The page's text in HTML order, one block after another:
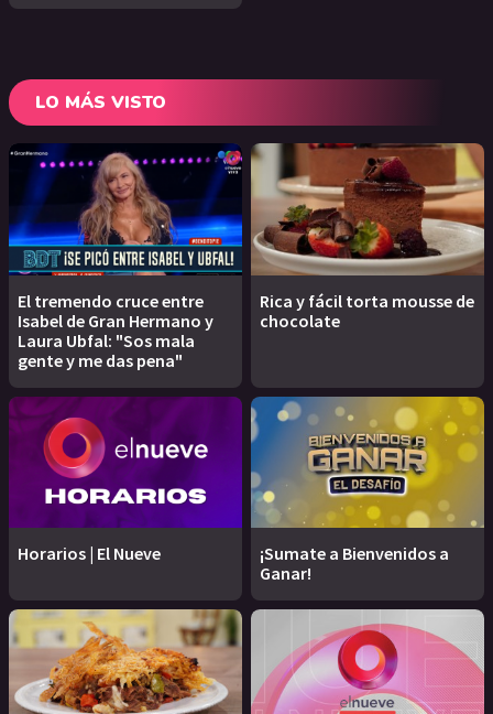
LO MÁS VISTO
El tremendo cruce entre
Isabel de Gran Hermano y
Laura Ubfal: "Sos mala
gente y me das pena"
Rica y fácil torta mousse de
chocolate
Horarios | El Nueve
¡Sumate a Bienvenidos a
Ganar!